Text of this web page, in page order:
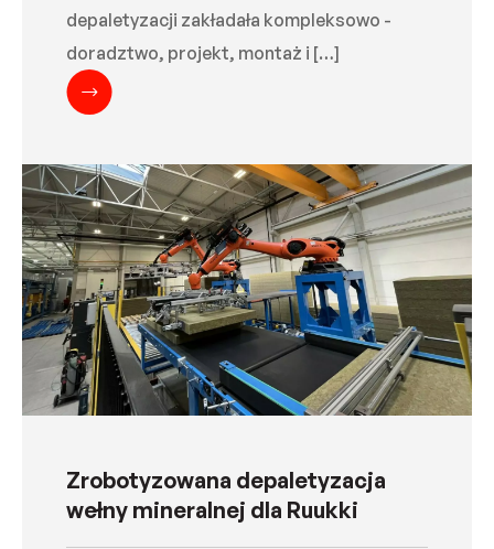
depaletyzacji zakładała kompleksowo -
doradztwo, projekt, montaż i […]
Zrobotyzowana depaletyzacja
wełny mineralnej dla Ruukki